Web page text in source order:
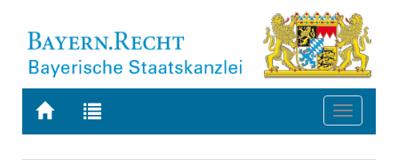
Zur
Zur
Toggle